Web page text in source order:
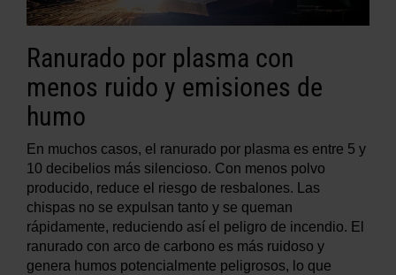
Ranurado por plasma con
menos ruido y emisiones de
humo
En muchos casos, el ranurado por plasma es entre 5 y
10 decibelios más silencioso. Con menos polvo
producido, reduce el riesgo de resbalones. Las
chispas no se expulsan tanto y se queman
rápidamente, reduciendo así el peligro de incendio. El
ranurado con arco de carbono es más ruidoso y
genera humos potencialmente peligrosos, lo que